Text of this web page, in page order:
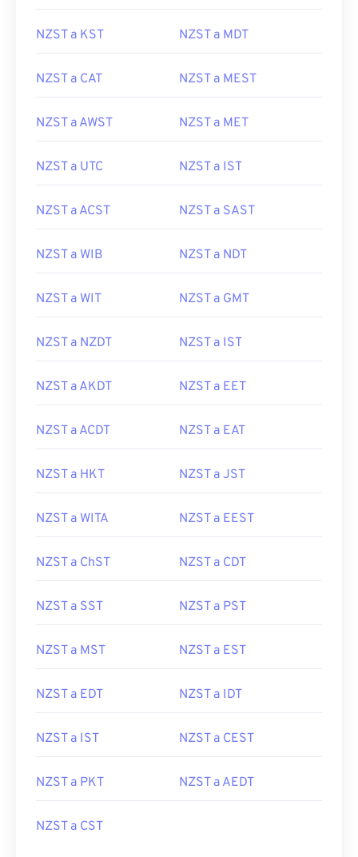
NZST a KST NZST a MDT
NZST a CAT NZST a MEST
NZST a AWST NZST a MET
NZST a UTC NZST a IST
NZST a ACST NZST a SAST
NZST a WIB NZST a NDT
NZST a WIT NZST a GMT
NZST a NZDT NZST a IST
NZST a AKDT NZST a EET
NZST a ACDT NZST a EAT
NZST a HKT NZST a JST
NZST a WITA NZST a EEST
NZST a ChST NZST a CDT
NZST a SST NZST a PST
NZST a MST NZST a EST
NZST a EDT NZST a IDT
NZST a IST NZST a CEST
NZST a PKT NZST a AEDT
NZST a CST